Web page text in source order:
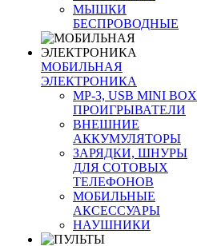
МЫШКИ
БЕСПРОВОДНЫЕ
МОБИЛЬНАЯ
ЭЛЕКТРОНИКА
MP-3, USB MINI BOX
ПРОИГРЫВАТЕЛИ
ВНЕШНИЕ
АККУМУЛЯТОРЫ
ЗАРЯДКИ, ШНУРЫ
ДЛЯ СОТОВЫХ
ТЕЛЕФОНОВ
МОБИЛЬНЫЕ
АКСЕССУАРЫ
НАУШНИКИ